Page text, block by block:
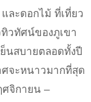
ละดอกไม้ ที่เที่ยว
วทัศน์ของภูเขา
นสบายตลอดทั้งปี
ศจะหนาวมากที่สุด
ศจิกายน –